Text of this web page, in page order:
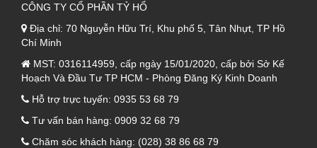
Panel Glasswool 3 lớp cách nhiệt chống cháy
1.1. Lớp tôn bao bọc bên ngoài của tấm
Panel Glasswool
Lớp tôn bao bọc bên ngoài sản phẩm được
làm từ chất liệu tôn uy tín, có độ dày 0.50mm.
- Lớp tôn đầu tiên: thường chịu nhiều ảnh
CÔNG TY CỔ PHẦN TỶ HỔ
Địa chỉ: 70 Nguyễn Hữu Trí, Khu phố 5, Tân Nhựt, TP Hồ
Chí Minh
MST: 0316114959, cấp ngày 15/01/2020, cấp bởi Sở Kế
Hoạch Và Đầu Tư TP HCM - Phòng Đăng Ký Kinh Doanh
Hỗ trợ trực tuyến: 0935 53 68 79
Tư vấn bán hàng: 0909 32 68 79
Chăm sóc khách hàng: (028) 38 86 68 79